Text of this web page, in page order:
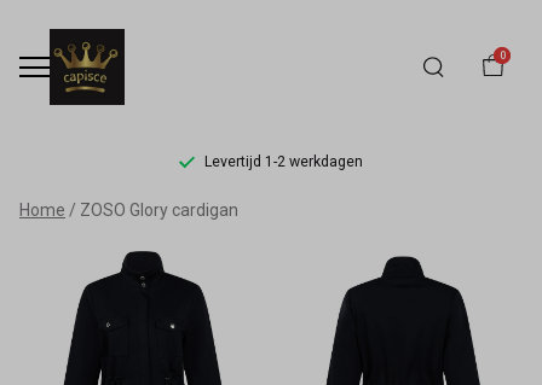
0
Levertijd 1-2 werkdagen
ZOSO
Glory
cardigan
Home ZOSO Glory cardigan